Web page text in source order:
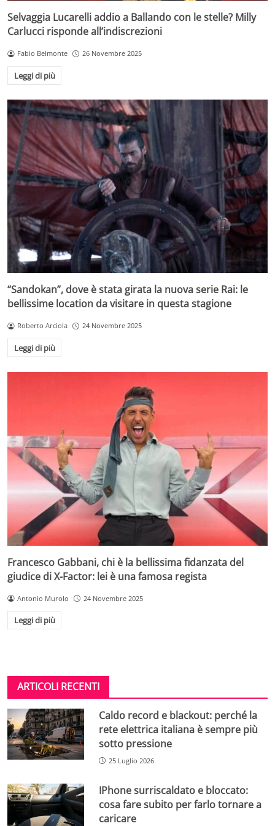
Selvaggia Lucarelli addio a Ballando con le stelle? Milly
Carlucci risponde all’indiscrezioni
Fabio Belmonte 26 Novembre 2025
Leggi di più
“Sandokan”, dove è stata girata la nuova serie Rai: le
bellissime location da visitare in questa stagione
Roberto Arciola 24 Novembre 2025
Leggi di più
Francesco Gabbani, chi è la bellissima fidanzata del
giudice di X-Factor: lei è una famosa regista
Antonio Murolo 24 Novembre 2025
Leggi di più
ARTICOLI RECENTI
Caldo record e blackout: perché la
rete elettrica italiana è sempre più
sotto pressione
25 Luglio 2026
IPhone surriscaldato e bloccato:
cosa fare subito per farlo tornare a
caricare